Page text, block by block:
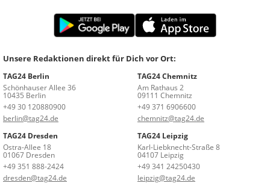
Unsere Redaktionen direkt für Dich vor Ort:
TAG24 Berlin
Schönhauser Allee 36
10435 Berlin
+49 30 120880900
berlin@tag24.de
TAG24 Chemnitz
Am Rathaus 2
09111 Chemnitz
+49 371 6906600
chemnitz@tag24.de
TAG24 Dresden
Ostra-Allee 18
01067 Dresden
+49 351 888-2424
dresden@tag24.de
TAG24 Leipzig
Karl-Liebknecht-Straße 8
04107 Leipzig
+49 341 24250430
leipzig@tag24.de